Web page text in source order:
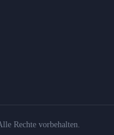
Rechte vorbehalten.